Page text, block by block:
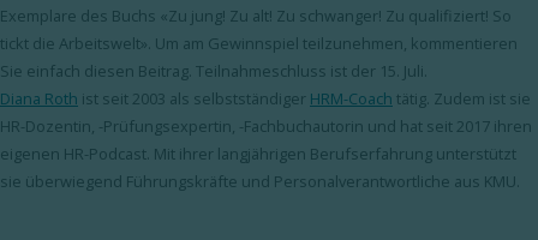
Exemplare des Buchs «Zu jung! Zu alt! Zu schwanger! Zu qualifiziert! So
tickt die Arbeitswelt». Um am Gewinnspiel teilzunehmen, kommentieren
Sie einfach diesen Beitrag. Teilnahmeschluss ist der 15. Juli.
Diana Roth ist seit 2003 als selbstständiger HRM-Coach tätig. Zudem ist sie
HR-Dozentin, -Prüfungsexpertin, -Fachbuchautorin und hat seit 2017 ihren
eigenen HR-Podcast. Mit ihrer langjährigen Berufserfahrung unterstützt
sie überwiegend Führungskräfte und Personalverantwortliche aus KMU.